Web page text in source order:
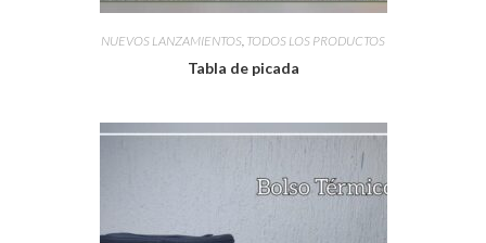
NUEVOS LANZAMIENTOS, TODOS LOS PRODUCTOS
Tabla de picada